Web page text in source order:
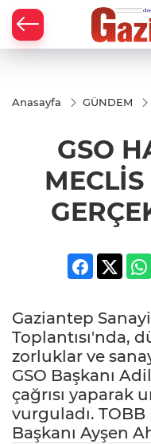
Anasayfa GÜNDEM
GSO
Gaziantep
Toplantısı'nda,
zorluklar ve
GSO Başkanı
çağrısı yaparak
vurguladı.
Başkanı Ayşen